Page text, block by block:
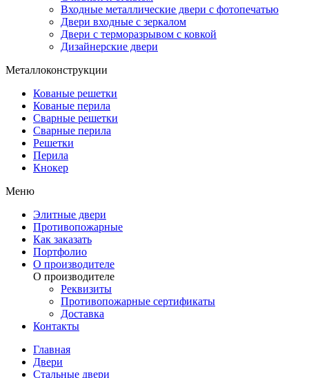
Входные металлические двери с фотопечатью
Двери входные с зеркалом
Двери с терморазрывом с ковкой
Дизайнерские двери
Металлоконструкции
Кованые решетки
Кованые перила
Сварные решетки
Сварные перила
Решетки
Перила
Кнокер
Меню
Элитные двери
Противопожарные
Как заказать
Портфолио
О производителе
О производителе
Реквизиты
Противопожарные сертификаты
Доставка
Контакты
Главная
Двери
Стальные двери